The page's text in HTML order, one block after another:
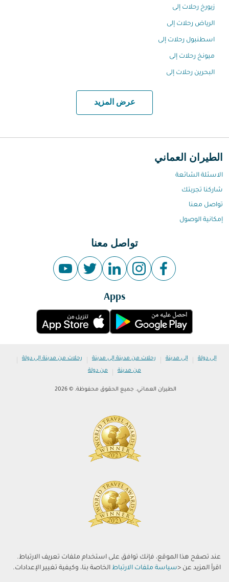
عند تصفح هذا الموقع، فإنك توافق على استخدام ملفات تعريف الارتباط.
اقرأ المزيد عن <سياسة ملفات الارتباط الخاصة بنا، وكيفية تغيير الإعدادات.
زيورخ رحلات إلى
الرياض رحلات إلى
اسطنبول رحلات إلى
ميونخ رحلات إلى
البحرين رحلات إلى
عرض المزيد
الطيران العماني
الاسئلة الشائعة
شاركنا تجربتك
تواصل معنا
إمكانية الوصول
تواصل معنا
Apps
إلى دولة | إلى مدينة | رحلات من مدينة إلى مدينة | رحلات من مدينة إلى دولة |
من مدينة | من دولة
الطيران العماني. جميع الحقوق محفوظة. © 2026